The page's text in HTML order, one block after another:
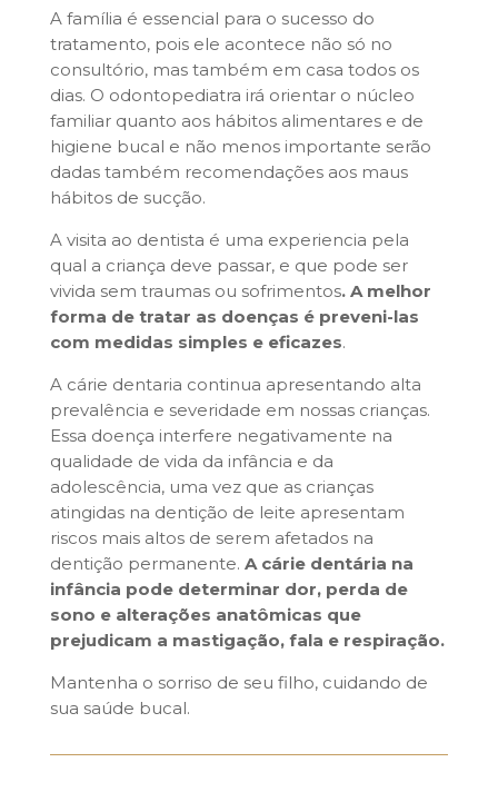
A família é essencial para o sucesso do
tratamento, pois ele acontece não só no
consultório, mas também em casa todos os
dias. O odontopediatra irá orientar o núcleo
familiar quanto aos hábitos alimentares e de
higiene bucal e não menos importante serão
dadas também recomendações aos maus
hábitos de sucção.
A visita ao dentista é uma experiencia pela
qual a criança deve passar, e que pode ser
vivida sem traumas ou sofrimentos. A melhor
forma de tratar as doenças é preveni-las
com medidas simples e eficazes.
A cárie dentaria continua apresentando alta
prevalência e severidade em nossas crianças.
Essa doença interfere negativamente na
qualidade de vida da infância e da
adolescência, uma vez que as crianças
atingidas na dentição de leite apresentam
riscos mais altos de serem afetados na
dentição permanente. A cárie dentária na
infância pode determinar dor, perda de
sono e alterações anatômicas que
prejudicam a mastigação, fala e respiração.
Mantenha o sorriso de seu filho, cuidando de
sua saúde bucal.